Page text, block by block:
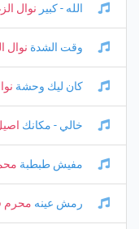
الله - كبير نوال
وقت الشدة نوال
كان ليك وحشة
خالي - مكانك
مفيش طبطبة
رمش عينه محرم